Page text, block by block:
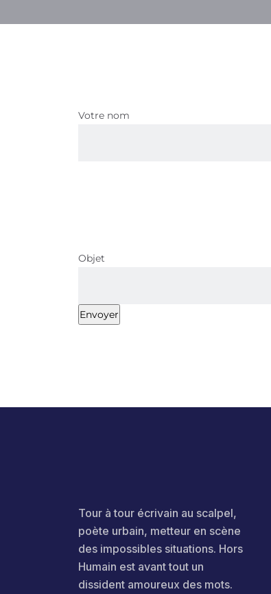
Votre nom
Objet
Tour à tour écrivain au scalpel,
poète urbain, metteur en scène
des impossibles situations. Hors
Humain est avant tout un
dissident amoureux des mots.